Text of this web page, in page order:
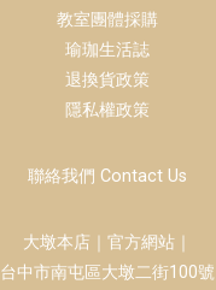
教室團體採購
瑜珈生活誌
退換貨政策
隱私權政策
聯絡我們 Contact Us
大墩本店｜官方網站｜
台中市南屯區大墩二街100號